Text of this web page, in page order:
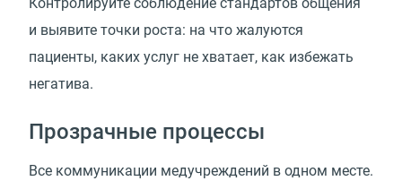
Контролируйте соблюдение стандартов общения
и выявите точки роста: на что жалуются
пациенты, каких услуг не хватает, как избежать
негатива.
Прозрачные процессы
Все коммуникации медучреждений в одном месте.